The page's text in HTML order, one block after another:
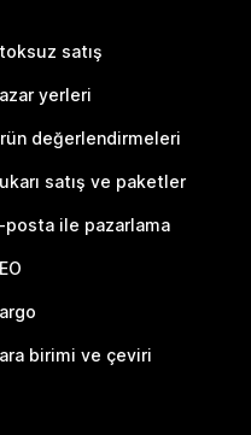
satış
yerleri
değerlendirmeleri
satış ve paketler
posta ile pazarlama
birimi ve çeviri